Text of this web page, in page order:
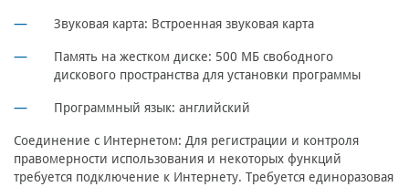
Звуковая карта: Встроенная звуковая карта
Память на жестком диске: 500 МБ свободного
дискового пространства для установки программы
Программный язык: английский
Соединение с Интернетом: Для регистрации и контроля
правомерности использования и некоторых функций
требуется подключение к Интернету. Требуется единоразовая